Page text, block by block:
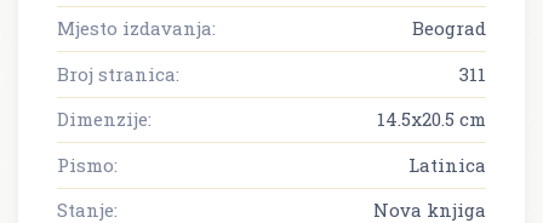
Mjesto izdavanja:
Beograd
Broj stranica:
311
Dimenzije:
14.5x20.5 cm
Pismo:
Latinica
Stanje:
Nova knjiga